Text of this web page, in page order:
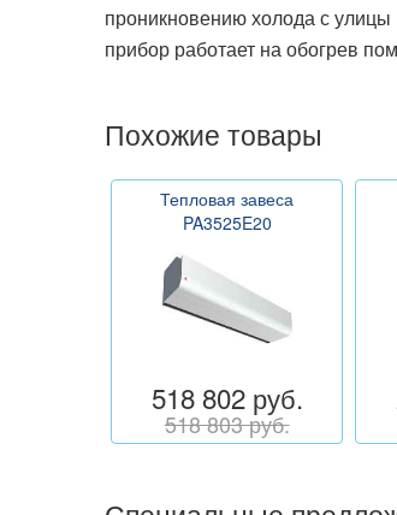
проникновению холода с улицы
прибор работает на обогрев
Похожие товары
Тепловая завеса
PA3525E20
518 802 руб.
518 803 руб.